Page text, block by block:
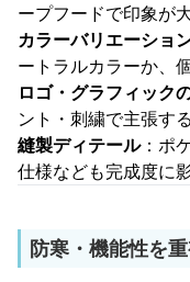
ープフードで印象が
カラーバリエーショ
ートラルカラーか、
ロゴ・グラフィック
ント・刺繍で主張す
縫製ディテール：ポ
仕様なども完成度に
防寒・機能性を